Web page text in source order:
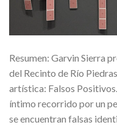
Resumen: Garvin Sierra
del Recinto de Río
artística: Falsos
íntimo recorrido por un
se encuentran falsas